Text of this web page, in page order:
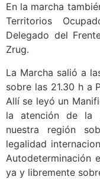
En la marcha
Territorios
Delegado del
Zrug.
La Marcha salió a
sobre las 21.30 h a
Allí se leyó un
la atención de la
nuestra región
legalidad
Autodeterminación
ya y libremente